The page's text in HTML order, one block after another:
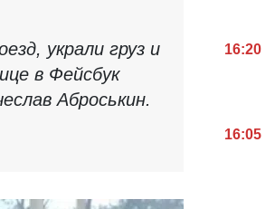
украли груз и
в Фейсбук
Аброськин.
16:20
16:05